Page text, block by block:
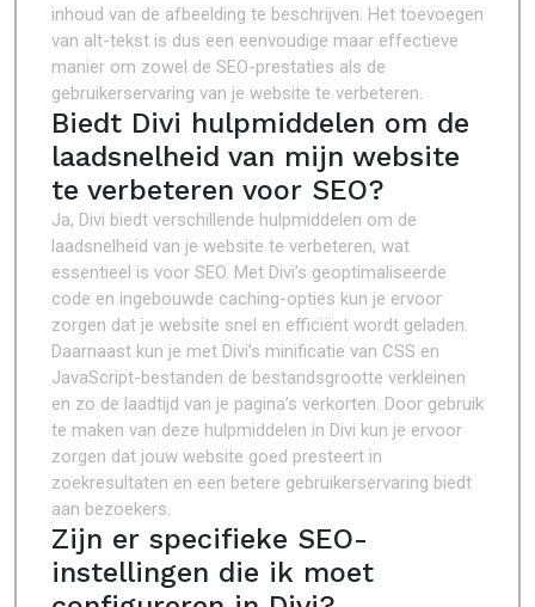
inhoud van de afbeelding te beschrijven. Het toevoegen
van alt-tekst is dus een eenvoudige maar effectieve
manier om zowel de SEO-prestaties als de
gebruikerservaring van je website te verbeteren.
Biedt Divi hulpmiddelen om de
laadsnelheid van mijn website
te verbeteren voor SEO?
Ja, Divi biedt verschillende hulpmiddelen om de
laadsnelheid van je website te verbeteren, wat
essentieel is voor SEO. Met Divi’s geoptimaliseerde
code en ingebouwde caching-opties kun je ervoor
zorgen dat je website snel en efficiënt wordt geladen.
Daarnaast kun je met Divi’s minificatie van CSS en
JavaScript-bestanden de bestandsgrootte verkleinen
en zo de laadtijd van je pagina’s verkorten. Door gebruik
te maken van deze hulpmiddelen in Divi kun je ervoor
zorgen dat jouw website goed presteert in
zoekresultaten en een betere gebruikerservaring biedt
aan bezoekers.
Zijn er specifieke SEO-
instellingen die ik moet